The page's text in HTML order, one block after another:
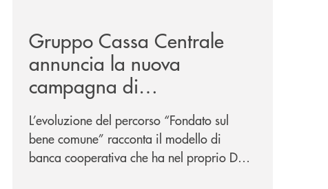
Gruppo Cassa Centrale
annuncia la nuova
campagna di
comunicazione
nazionale: “Oggi si dice
ESG. Per noi è fare la cosa
L’evoluzione del percorso “Fondato sul
bene comune” racconta il modello di
banca cooperativa che ha nel proprio DNA